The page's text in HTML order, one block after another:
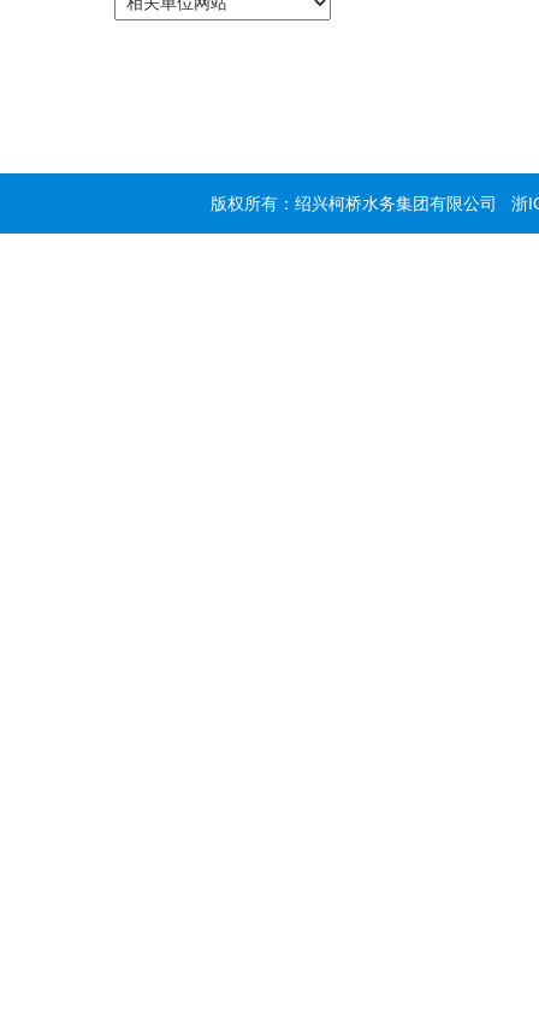
版权所有：绍兴柯桥水务集团有限公司 浙